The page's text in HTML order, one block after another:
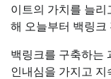
이트의 가치를 늘
해 오늘부터 백링크
백링크를 구축하는
인내심을 가지고